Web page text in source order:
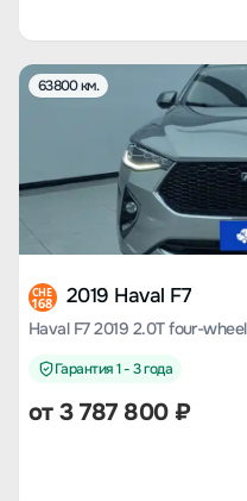
63800 км.
CHE
168 2019 Haval F7
Haval F7 2019 2.0T four-
Гарантия 1 - 3 года
от3 787 800₽